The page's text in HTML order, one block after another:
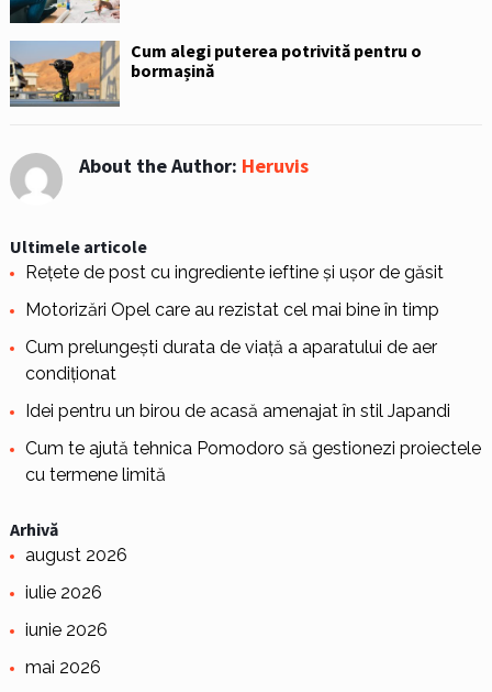
Cum alegi puterea potrivită pentru o
bormașină
About the Author: Heruvis
Ultimele articole
Rețete de post cu ingrediente ieftine și ușor de găsit
Motorizări Opel care au rezistat cel mai bine în timp
Cum prelungești durata de viață a aparatului de aer
condiționat
Idei pentru un birou de acasă amenajat în stil Japandi
Cum te ajută tehnica Pomodoro să gestionezi proiectele
cu termene limită
Arhivă
august 2026
iulie 2026
iunie 2026
mai 2026